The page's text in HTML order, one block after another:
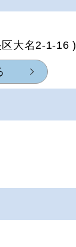
大名2-1-16 )